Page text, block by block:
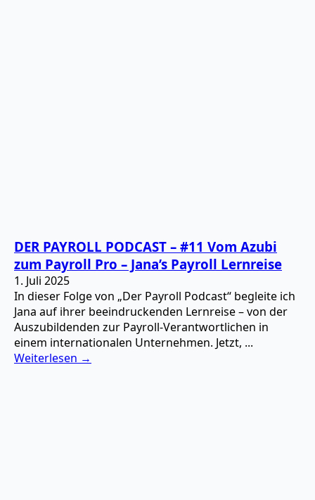
DER PAYROLL PODCAST – #11 Vom Azubi
zum Payroll Pro – Jana’s Payroll Lernreise
1. Juli 2025
In dieser Folge von „Der Payroll Podcast“ begleite ich
Jana auf ihrer beeindruckenden Lernreise – von der
Auszubildenden zur Payroll-Verantwortlichen in
einem internationalen Unternehmen. Jetzt, ...
Weiterlesen →